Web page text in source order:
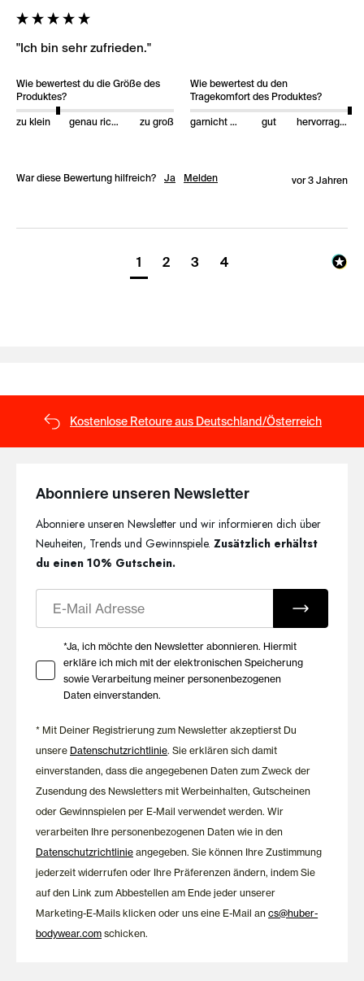
"Ich bin sehr zufrieden."
Wie bewertest du die Größe des
Produktes?
zu klein genau richtig zu groß
Wie bewertest du den
Tragekomfort des Produktes?
garnicht gut gut hervorragend
War diese Bewertung hilfreich? Ja Melden vor 3 Jahren
1 2 3 4
Kostenlose Retoure aus Deutschland/Österreich
Abonniere unseren Newsletter
Abonniere unseren Newsletter und wir informieren dich über
Neuheiten, Trends und Gewinnspiele.Zusätzlich erhältst
du einen 10% Gutschein.
Ihre Zustimmung zu Marketing E-Mails
*Ja, ich möchte den Newsletter abonnieren. Hiermit
erkläre ich mich mit der elektronischen Speicherung
sowie Verarbeitung meiner personenbezogenen
Daten einverstanden.
* Mit Deiner Registrierung zum Newsletter akzeptierst Du
unsere Datenschutzrichtlinie. Sie erklären sich damit
einverstanden, dass die angegebenen Daten zum Zweck der
Zusendung des Newsletters mit Werbeinhalten, Gutscheinen
oder Gewinnspielen per E-Mail verwendet werden. Wir
verarbeiten Ihre personenbezogenen Daten wie in den
Datenschutzrichtlinie angegeben. Sie können Ihre Zustimmung
jederzeit widerrufen oder Ihre Präferenzen ändern, indem Sie
auf den Link zum Abbestellen am Ende jeder unserer
Marketing-E-Mails klicken oder uns eine E-Mail ancs@huber-
bodywear.com schicken.